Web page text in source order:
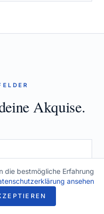
Akquise.
die bestmögliche Erfahrung
ansehen